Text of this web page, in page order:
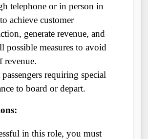
telephone or in person in
achieve customer
generate revenue, and
possible measures to avoid
revenue.
passengers requiring special
to board or depart.
in this role, you must